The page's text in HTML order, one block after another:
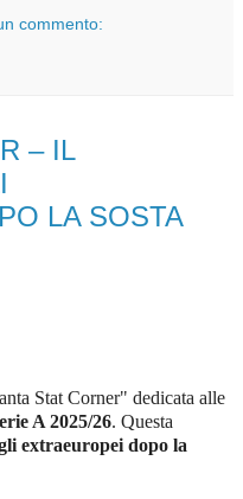
commento:
– IL
LA SOSTA
Stat Corner" dedicata alle
A 2025/26. Questa
extraeuropei dopo la